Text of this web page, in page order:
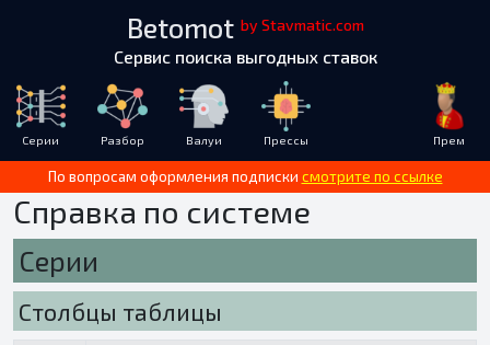
Betomot by Stavmatic.com
Сервис поиска выгодных ставок
Серии Разбор Валуи Прессы Прем
По вопросам оформления подписки смотрите по ссылке
Справка по системе
Серии
Столбцы таблицы